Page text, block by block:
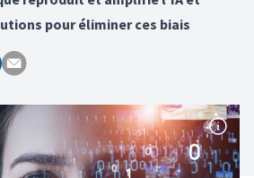
pour éliminer ces biais